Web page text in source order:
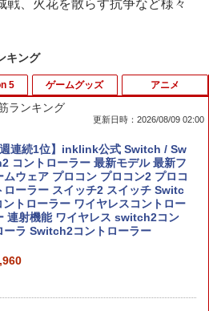
戦、火花を散らす抗争など様々
キング
ランキング
更新日時：2026/08/09 02:00
週連続1位】inklink公式 Switch / Sw
コントローラー 最新モデル 最新フ
ムウェア プロコン プロコン2 プロコ
ローラー スイッチ2 スイッチ Switc
ントローラー ワイヤレスコントロー
連射機能 ワイヤレス switch2コン
ーラ Switch2コントローラー
5 ゲームグッズ アニメ